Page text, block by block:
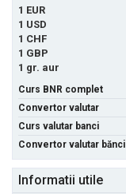
1 EUR
1 USD
1 CHF
1 GBP
1 gr. aur
Curs BNR complet
Convertor valutar
Curs valutar banci
Convertor valutar bănci
Informatii utile